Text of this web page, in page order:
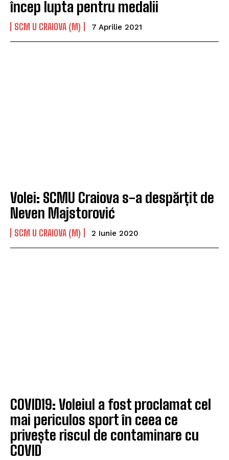
încep lupta pentru medalii
SCM U CRAIOVA (M) 7 Aprilie 2021
Volei: SCMU Craiova s-a despărțit de
Neven Majstorović
SCM U CRAIOVA (M) 2 Iunie 2020
COVID19: Voleiul a fost proclamat cel
mai periculos sport în ceea ce
privește riscul de contaminare cu
COVID